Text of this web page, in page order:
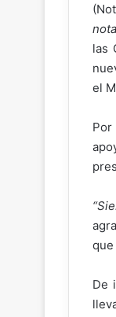
las
el
que
De